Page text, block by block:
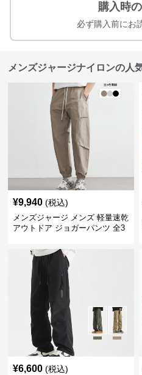
購入時
必ず購入前にお
メンズジャージナイロンの人
¥9,940 (税込)
メンズジャージ メンズ 軽量速乾
アウトドア ジョガーパンツ 全3
¥6,600 (税込)